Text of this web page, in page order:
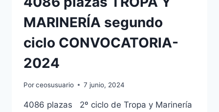
MARINERÍA segundo
ciclo CONVOCATORIA-
2024
Porceosusuario 7 junio, 2024
4086 plazas 2º ciclo de Tropa y Marinería